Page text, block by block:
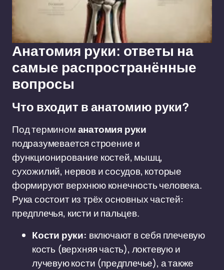
Анатомия руки: ответы на
самые распространённые
вопросы
Что входит в анатомию руки?
Под терминоманатомия руки
подразумевается строение и
функционирование костей, мышц,
сухожилий, нервов и сосудов, которые
формируют верхнюю конечность человека.
Рука состоит из трёх основных частей:
предплечья, кисти и пальцев.
Кости руки: включают в себя плечевую
кость (верхняя часть), локтевую и
лучевую кости (предплечье), а также